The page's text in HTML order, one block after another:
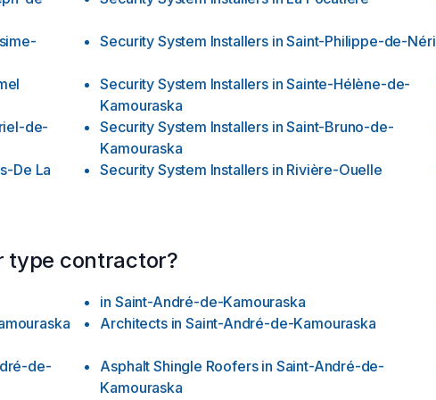
Security System Installers in Saint-Philippe-de-Néri
Security System Installers in Sainte-Hélène-de-
Kamouraska
de-
Security System Installers in Saint-Bruno-de-
Kamouraska
De La
Security System Installers in Rivière-Ouelle
type contractor?
in Saint-André-de-Kamouraska
Architects in Saint-André-de-Kamouraska
de-
Asphalt Shingle Roofers in Saint-André-de-
Kamouraska